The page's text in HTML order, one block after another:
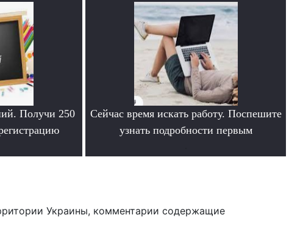
Получи 250
Сейчас время искать работу. Поспешите
узнать подробности первым
Украины, комментарии содержащие